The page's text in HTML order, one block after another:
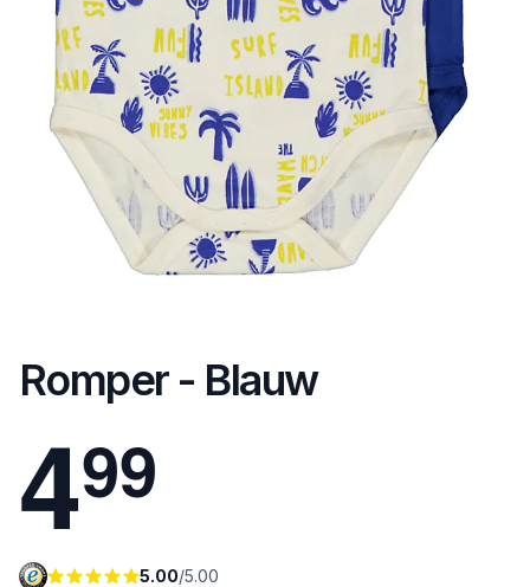
Romper - Blauw
499
5.00/5.00